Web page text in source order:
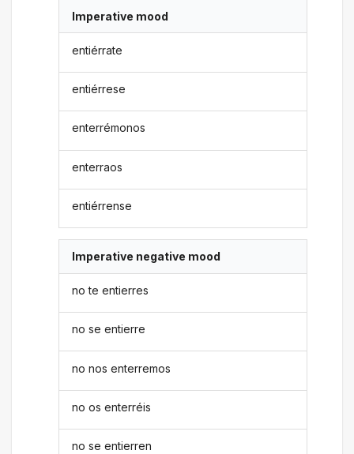
Imperative mood
entiérrate
entiérrese
enterrémonos
enterraos
entiérrense
Imperative negative mood
no te entierres
no se entierre
no nos enterremos
no os enterréis
no se entierren